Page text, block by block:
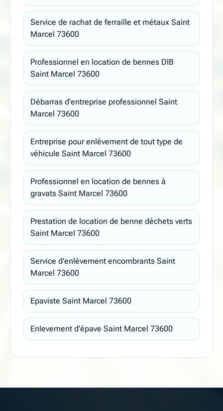
Service de rachat de ferraille et métaux Saint
Marcel 73600
Professionnel en location de bennes DIB
Saint Marcel 73600
Débarras d'entreprise professionnel Saint
Marcel 73600
Entreprise pour enlèvement de tout type de
véhicule Saint Marcel 73600
Professionnel en location de bennes à
gravats Saint Marcel 73600
Prestation de location de benne déchets verts
Saint Marcel 73600
Service d'enlèvement encombrants Saint
Marcel 73600
Epaviste Saint Marcel 73600
Enlevement d'épave Saint Marcel 73600